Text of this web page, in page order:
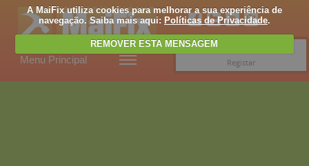
A MaiFix utiliza cookies para melhorar a sua experiência de
navegação. Saiba mais aqui: Políticas de Privacidade.
REMOVER ESTA MENSAGEM
Menu Principal
Registar